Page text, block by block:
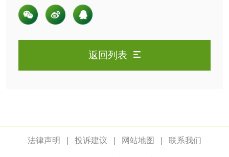
返回列表
法律声明 投诉建议 网站地图 联系我们
生物柴油检测
齿轮油检测
食品接触材料检测 奶嘴检测